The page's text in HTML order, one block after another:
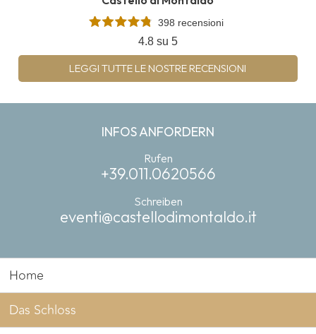
398 recensioni
4.8 su 5
LEGGI TUTTE LE NOSTRE RECENSIONI
Home
Das Schloss
INFOS ANFORDERN
Rufen
+39.011.0620566
Schreiben
eventi@castellodimontaldo.it